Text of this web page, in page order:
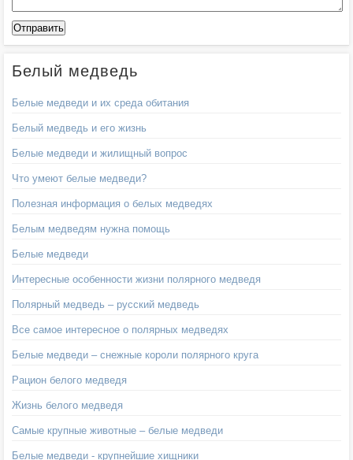
Белый медведь
Белые медведи и их среда обитания
Белый медведь и его жизнь
Белые медведи и жилищный вопрос
Что умеют белые медведи?
Полезная информация о белых медведях
Белым медведям нужна помощь
Белые медведи
Интересные особенности жизни полярного медведя
Полярный медведь – русский медведь
Все самое интересное о полярных медведях
Белые медведи – снежные короли полярного круга
Рацион белого медведя
Жизнь белого медведя
Самые крупные животные – белые медведи
Белые медведи - крупнейшие хищники